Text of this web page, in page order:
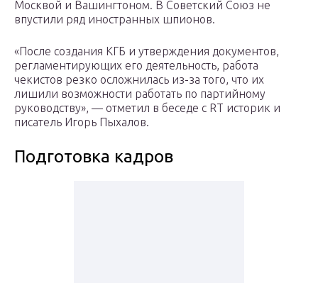
Москвой и Вашингтоном. В Советский Союз не
впустили ряд иностранных шпионов.
«После создания КГБ и утверждения документов,
регламентирующих его деятельность, работа
чекистов резко осложнилась из-за того, что их
лишили возможности работать по партийному
руководству», — отметил в беседе с RT историк и
писатель Игорь Пыхалов.
Подготовка кадров